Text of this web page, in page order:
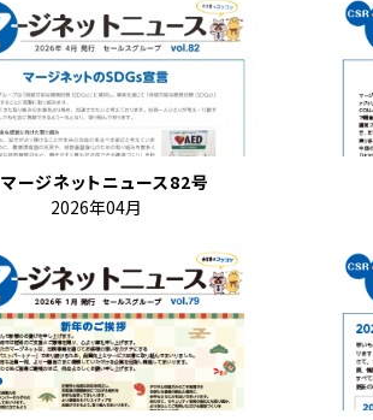
マージネットニュース82号
2026年04月